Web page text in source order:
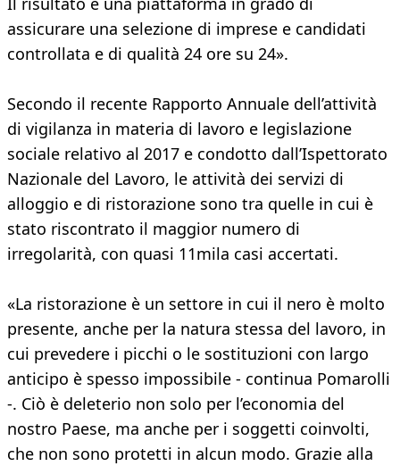
assicurare una selezione di imprese e candidati
controllata e di qualità 24 ore su 24».
Secondo il recente Rapporto Annuale dell’attività
di vigilanza in materia di lavoro e legislazione
sociale relativo al 2017 e condotto dall’Ispettorato
Nazionale del Lavoro, le attività dei servizi di
alloggio e di ristorazione sono tra quelle in cui è
stato riscontrato il maggior numero di
irregolarità, con quasi 11mila casi accertati.
«La ristorazione è un settore in cui il nero è molto
presente, anche per la natura stessa del lavoro, in
cui prevedere i picchi o le sostituzioni con largo
anticipo è spesso impossibile - continua Pomarolli
-. Ciò è deleterio non solo per l’economia del
nostro Paese, ma anche per i soggetti coinvolti,
che non sono protetti in alcun modo. Grazie alla